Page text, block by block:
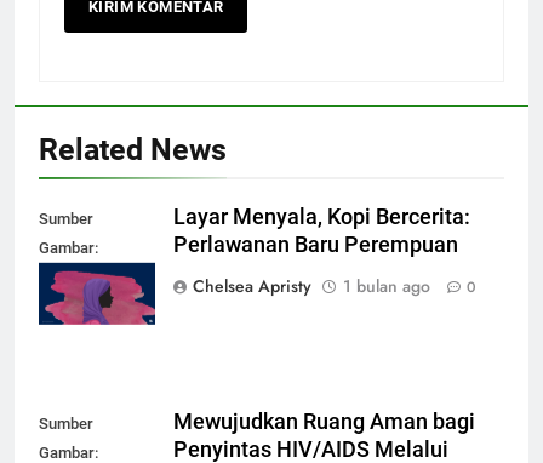
Related News
Sumber
Gambar:
mubadalah.id
Layar Menyala, Kopi Bercerita:
Perlawanan Baru Perempuan
Chelsea Apristy
1 bulan ago 0
Sumber
Gambar:
Mewujudkan Ruang Aman bagi
Penyintas HIV/AIDS Melalui